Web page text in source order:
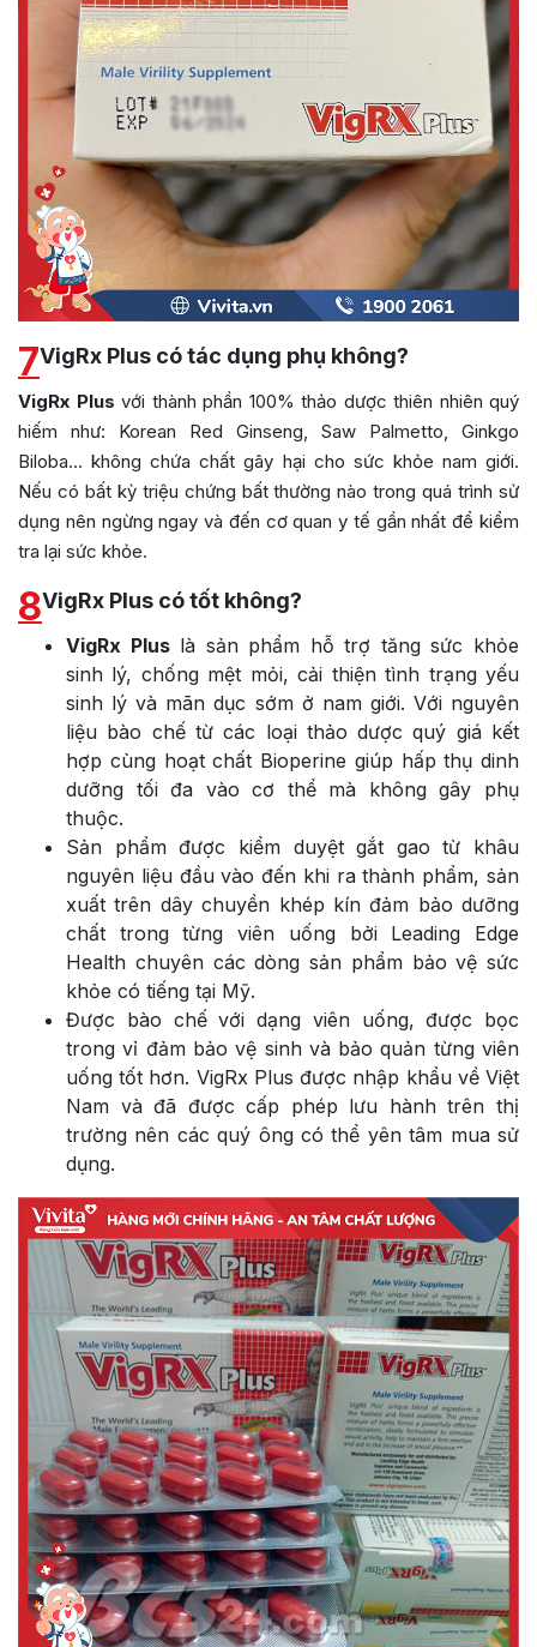
7VigRx Plus có tác dụng phụ không?
VigRx Plus với thành phần 100% thảo dược thiên nhiên quý
hiếm như: Korean Red Ginseng, Saw Palmetto, Ginkgo
Biloba… không chứa chất gây hại cho sức khỏe nam giới.
Nếu có bất kỳ triệu chứng bất thường nào trong quá trình sử
dụng nên ngừng ngay và đến cơ quan y tế gần nhất để kiểm
tra lại sức khỏe.
8VigRx Plus có tốt không?
VigRx Pluslà sản phẩm hỗ trợ tăng sức khỏe
sinh lý, chống mệt mỏi, cải thiện tình trạng yếu
sinh lý và mãn dục sớm ở nam giới. Với nguyên
liệu bào chế từ các loại thảo dược quý giá kết
hợp cùng hoạt chất Bioperine giúp hấp thụ dinh
dưỡng tối đa vào cơ thể mà không gây phụ
thuộc.
Sản phẩm được kiểm duyệt gắt gao từ khâu
nguyên liệu đầu vào đến khi ra thành phẩm, sản
xuất trên dây chuyền khép kín đảm bảo dưỡng
chất trong từng viên uống bởi Leading Edge
Health chuyên các dòng sản phẩm bảo vệ sức
khỏe có tiếng tại Mỹ.
Được bào chế với dạng viên uống, được bọc
trong vỉ đảm bảo vệ sinh và bảo quản từng viên
uống tốt hơn. VigRx Plus được nhập khẩu về Việt
Nam và đã được cấp phép lưu hành trên thị
trường nên các quý ông có thể yên tâm mua sử
dụng.